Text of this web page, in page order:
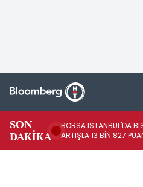
SON
DAKİKA
BORSA İSTANBUL'DA
ARTIŞLA 13 BİN 827